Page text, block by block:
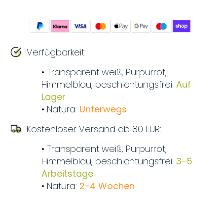
Verfügbarkeit:
• Transparent weiß, Purpurrot,
Himmelblau, beschichtungsfrei: Auf
Lager
• Natura: Unterwegs
Kostenloser Versand ab 80 EUR:
• Transparent weiß, Purpurrot,
Himmelblau, beschichtungsfrei: 3-5
Arbeitstage
• Natura: 2-4 Wochen